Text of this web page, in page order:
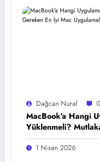
Dağcan Nural 0
MacBook’a Hangi
Yüklenmeli?
En İyi Mac
1 Nisan 2026